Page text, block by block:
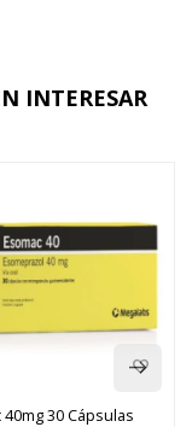
INTERESAR
40mg 30 Cápsulas